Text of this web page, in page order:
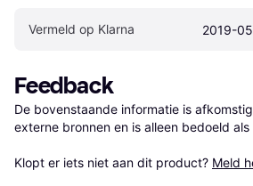
Vermeld op Klarna 2019-
Feedback
De bovenstaande informatie is
externe bronnen en is alleen bedoeld als
Klopt er iets niet aan dit product? Meld